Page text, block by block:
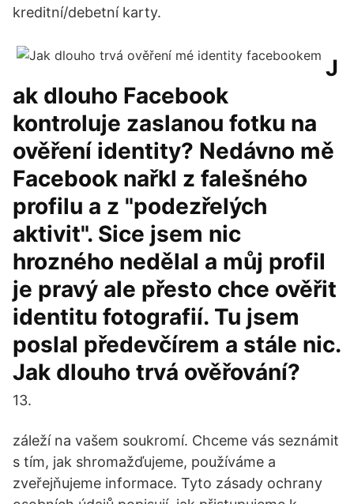
kreditní/debetní karty.
J
ak dlouho Facebook
kontroluje zaslanou fotku na
ověření identity? Nedávno mě
Facebook nařkl z falešného
profilu a z "podezřelých
aktivit". Sice jsem nic
hrozného nedělal a můj profil
je pravý ale přesto chce ověřit
identitu fotografií. Tu jsem
poslal předevčírem a stále nic.
Jak dlouho trvá ověřování?
13.
záleží na vašem soukromí. Chceme vás seznámit
s tím, jak shromažďujeme, používáme a
zveřejňujeme informace. Tyto zásady ochrany